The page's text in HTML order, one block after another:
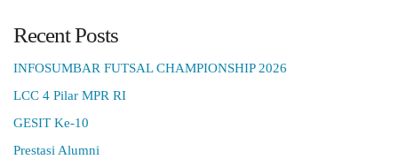
Recent Posts
INFOSUMBAR FUTSAL CHAMPIONSHIP 2026
LCC 4 Pilar MPR RI
GESIT Ke-10
Prestasi Alumni